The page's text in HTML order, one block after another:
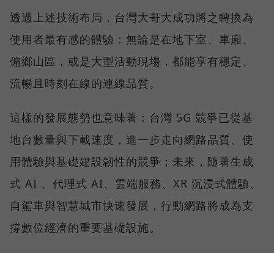
透過上述技術布局，台灣大哥大成功將之轉換為
使用者最有感的體驗：無論是在地下室、車廂、
偏鄉山區，或是大型活動現場，都能享有穩定、
流暢且時刻在線的連線品質。
這樣的發展態勢也意味著：台灣 5G 競爭已從基
地台數量與下載速度，進一步走向網路品質、使
用體驗與基礎建設韌性的競爭；未來，隨著生成
式 AI 、代理式 AI、雲端服務、XR 沉浸式體驗、
自駕車與智慧城市快速發展，行動網路將成為支
撐數位經濟的重要基礎設施。